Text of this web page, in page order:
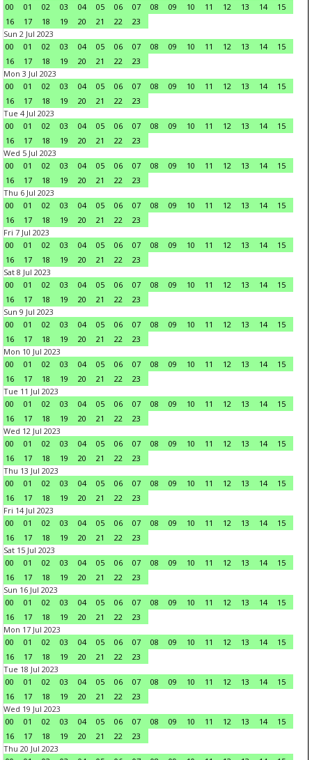
00
01 02 03 04 05 06 07 08 09 10 11 12 13 14
15
16
17 18 19 20 21 22
23
Sun 2 Jul 2023
00
01 02 03 04 05 06 07 08 09 10 11 12 13 14
15
16
17 18 19 20 21 22
23
Mon 3 Jul 2023
00
01 02 03 04 05 06 07 08 09 10 11 12 13 14
15
16
17 18 19 20 21 22
23
Tue 4 Jul 2023
00
01 02 03 04 05 06 07 08 09 10 11 12 13 14
15
16
17 18 19 20 21 22
23
Wed 5 Jul 2023
00
01 02 03 04 05 06 07 08 09 10 11 12 13 14
15
16
17 18 19 20 21 22
23
Thu 6 Jul 2023
00
01 02 03 04 05 06 07 08 09 10 11 12 13 14
15
16
17 18 19 20 21 22
23
Fri 7 Jul 2023
00
01 02 03 04 05 06 07 08 09 10 11 12 13 14
15
16
17 18 19 20 21 22
23
Sat 8 Jul 2023
00
01 02 03 04 05 06 07 08 09 10 11 12 13 14
15
16
17 18 19 20 21 22
23
Sun 9 Jul 2023
00
01 02 03 04 05 06 07 08 09 10 11 12 13 14
15
16
17 18 19 20 21 22
23
Mon 10 Jul 2023
00
01 02 03 04 05 06 07 08 09 10 11 12 13 14
15
16
17 18 19 20 21 22
23
Tue 11 Jul 2023
00
01 02 03 04 05 06 07 08 09 10 11 12 13 14
15
16
17 18 19 20 21 22
23
Wed 12 Jul 2023
00
01 02 03 04 05 06 07 08 09 10 11 12 13 14
15
16
17 18 19 20 21 22
23
Thu 13 Jul 2023
00
01 02 03 04 05 06 07 08 09 10 11 12 13 14
15
16
17 18 19 20 21 22
23
Fri 14 Jul 2023
00
01 02 03 04 05 06 07 08 09 10 11 12 13 14
15
16
17 18 19 20 21 22
23
Sat 15 Jul 2023
00
01 02 03 04 05 06 07 08 09 10 11 12 13 14
15
16
17 18 19 20 21 22
23
Sun 16 Jul 2023
00
01 02 03 04 05 06 07 08 09 10 11 12 13 14
15
16
17 18 19 20 21 22
23
Mon 17 Jul 2023
00
01 02 03 04 05 06 07 08 09 10 11 12 13 14
15
16
17 18 19 20 21 22
23
Tue 18 Jul 2023
00
01 02 03 04 05 06 07 08 09 10 11 12 13 14
15
16
17 18 19 20 21 22
23
Wed 19 Jul 2023
00
01 02 03 04 05 06 07 08 09 10 11 12 13 14
15
16
17 18 19 20 21 22
23
Thu 20 Jul 2023